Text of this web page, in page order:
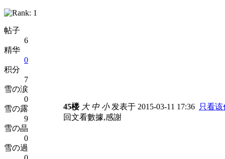
帖子
6
精华
0
积分
7
雪の涙
0
雪の露
9
雪の晶
0
雪の過
45楼 大 中 小发表于 2015-03-11 17:36 只看该
回文看數據,感謝